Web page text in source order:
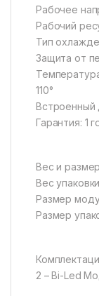
Рабочее
Рабочий
Тип
Защита от
110°
Встроенный
Гарантия: 1
Вес и
Вес
Размер
Размер
2 – Bi-Led